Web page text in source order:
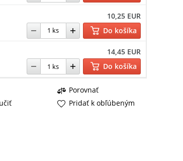
10,25 EUR
Do košíka
14,45 EUR
Do košíka
Porovnať
Pridať k obľúbeným